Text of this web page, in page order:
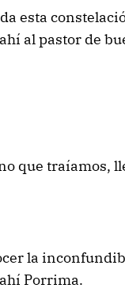
esta
al pastor de
que traíamos,
la
Porrima.